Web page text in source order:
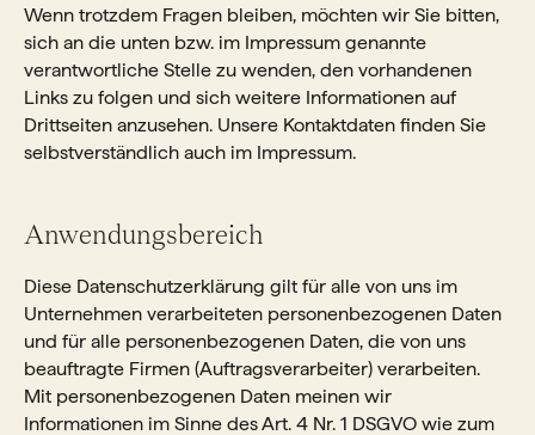
Wenn trotzdem Fragen bleiben, möchten wir Sie bitten,
sich an die unten bzw. im Impressum genannte
verantwortliche Stelle zu wenden, den vorhandenen
Links zu folgen und sich weitere Informationen auf
Drittseiten anzusehen. Unsere Kontaktdaten finden Sie
selbstverständlich auch im Impressum.
Anwendungsbereich
Diese Datenschutzerklärung gilt für alle von uns im
Unternehmen verarbeiteten personenbezogenen Daten
und für alle personenbezogenen Daten, die von uns
beauftragte Firmen (Auftragsverarbeiter) verarbeiten.
Mit personenbezogenen Daten meinen wir
Informationen im Sinne des Art. 4 Nr. 1 DSGVO wie zum